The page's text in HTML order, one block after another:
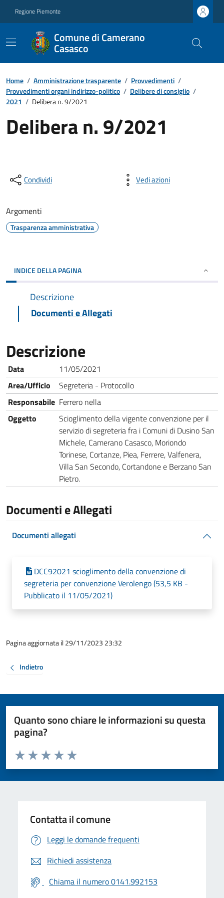
Regione Piemonte
Comune di Camerano
Casasco
Home / Amministrazione trasparente / Provvedimenti /
Provvedimenti organi indirizzo-politico / Delibere di consiglio /
2021 / Delibera n. 9/2021
Delibera n. 9/2021
Condividi Vedi azioni
Argomenti
Trasparenza amministrativa
INDICE DELLA PAGINA
Descrizione
Documenti e Allegati
Descrizione
Data
11/05/2021
Area/Ufficio
Segreteria - Protocollo
Responsabile Ferrero nella
Oggetto
Scioglimento della vigente convenzione per il
servizio di segreteria fra i Comuni di Dusino San
Michele, Camerano Casasco, Moriondo
Torinese, Cortanze, Piea, Ferrere, Valfenera,
Villa San Secondo, Cortandone e Berzano San
Pietro.
Documenti e Allegati
Documenti allegati
DCC92021 scioglimento della convenzione di
segreteria per convenzione Verolengo (53,5 KB -
Pubblicato il 11/05/2021)
Pagina aggiornata il 29/11/2023 23:32
Indietro
Quanto sono chiare le informazioni su questa
pagina?
Valuta da 1 a 5 stelle la pagina
Valuta 5 stelle su 5
Valuta 4 stelle su 5
Valuta 3 stelle su 5
Valuta 2 stelle su 5
Valuta 1 stelle su 5
Contatta il comune
Leggi le domande frequenti
Richiedi assistenza
Chiama il numero 0141.992153